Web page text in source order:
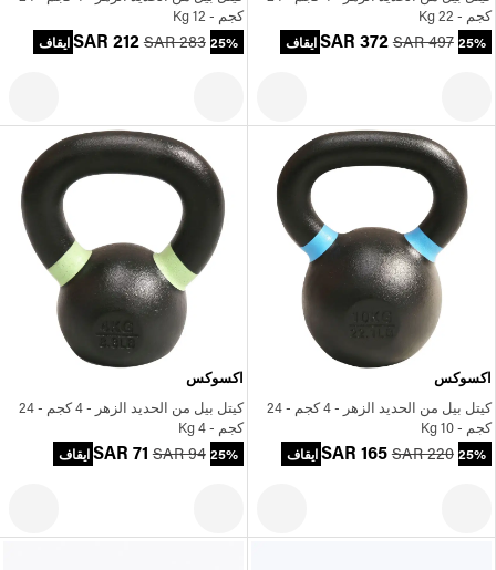
كجم - 22 Kg
SAR 372 SAR 497 25% ايقاف
كجم - 12 Kg
SAR 212 SAR 283 25% ايقاف
اكسوكس
كيتل بيل من الحديد الزهر - 4 كجم - 24
كجم - 10 Kg
SAR 165 SAR 220 25% ايقاف
اكسوكس
كيتل بيل من الحديد الزهر - 4 كجم - 24
كجم - 4 Kg
SAR 71 SAR 94 25% ايقاف